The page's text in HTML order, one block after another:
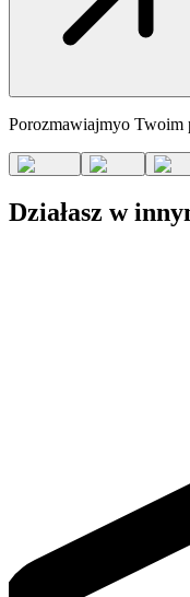
Porozmawiajmyo Twoim
Działasz w